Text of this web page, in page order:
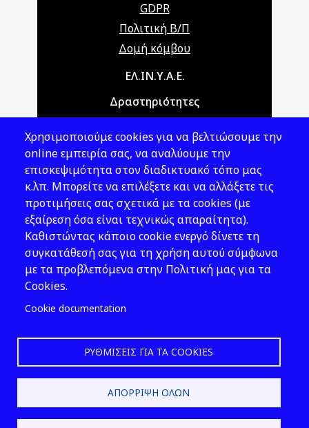
GDPR
Πολιτική Β/Π
Δομή κόμβου
Main navigationΕΛ.ΙΝ.Υ.Α.Ε.
Δραστηριότητες
Νομοθεσία
Εκδόσεις
Νέα - Εκδηλώσεις
Ακολουθήστε μας
Χρησιμοποιούμε cookies για να βελτιώσουμε την
online εμπειρία σας, να αναλύουμε την
επισκεψιμότητα στον διαδικτυακό τόπο μας
κ.λπ. Μπορείτε να επιλέξετε και να αλλάξετε τις
προτιμήσεις σας σχετικά με τα cookies (με
εξαίρεση όσα είναι τεχνικώς απαραίτητα).
Καθιστώντας κάποιο cookie ενεργό δίνετε τη
συγκατάθεσή σας για τη χρήση αυτού σύμφωνα
με τα προβλεπόμενα στην Πολιτική μας για τα
Cookies.
Cookie documentation
ΡΥΘΜΊΣΕΙΣ ΓΙΑ ΤΑ COOKIES
ΑΠΌΡΡΙΨΗ ΌΛΩΝ
2026 © ΕΛ.ΙΝ.Υ.Α.Ε.
Design & Development by